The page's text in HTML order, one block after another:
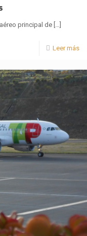
principal de
Leer más